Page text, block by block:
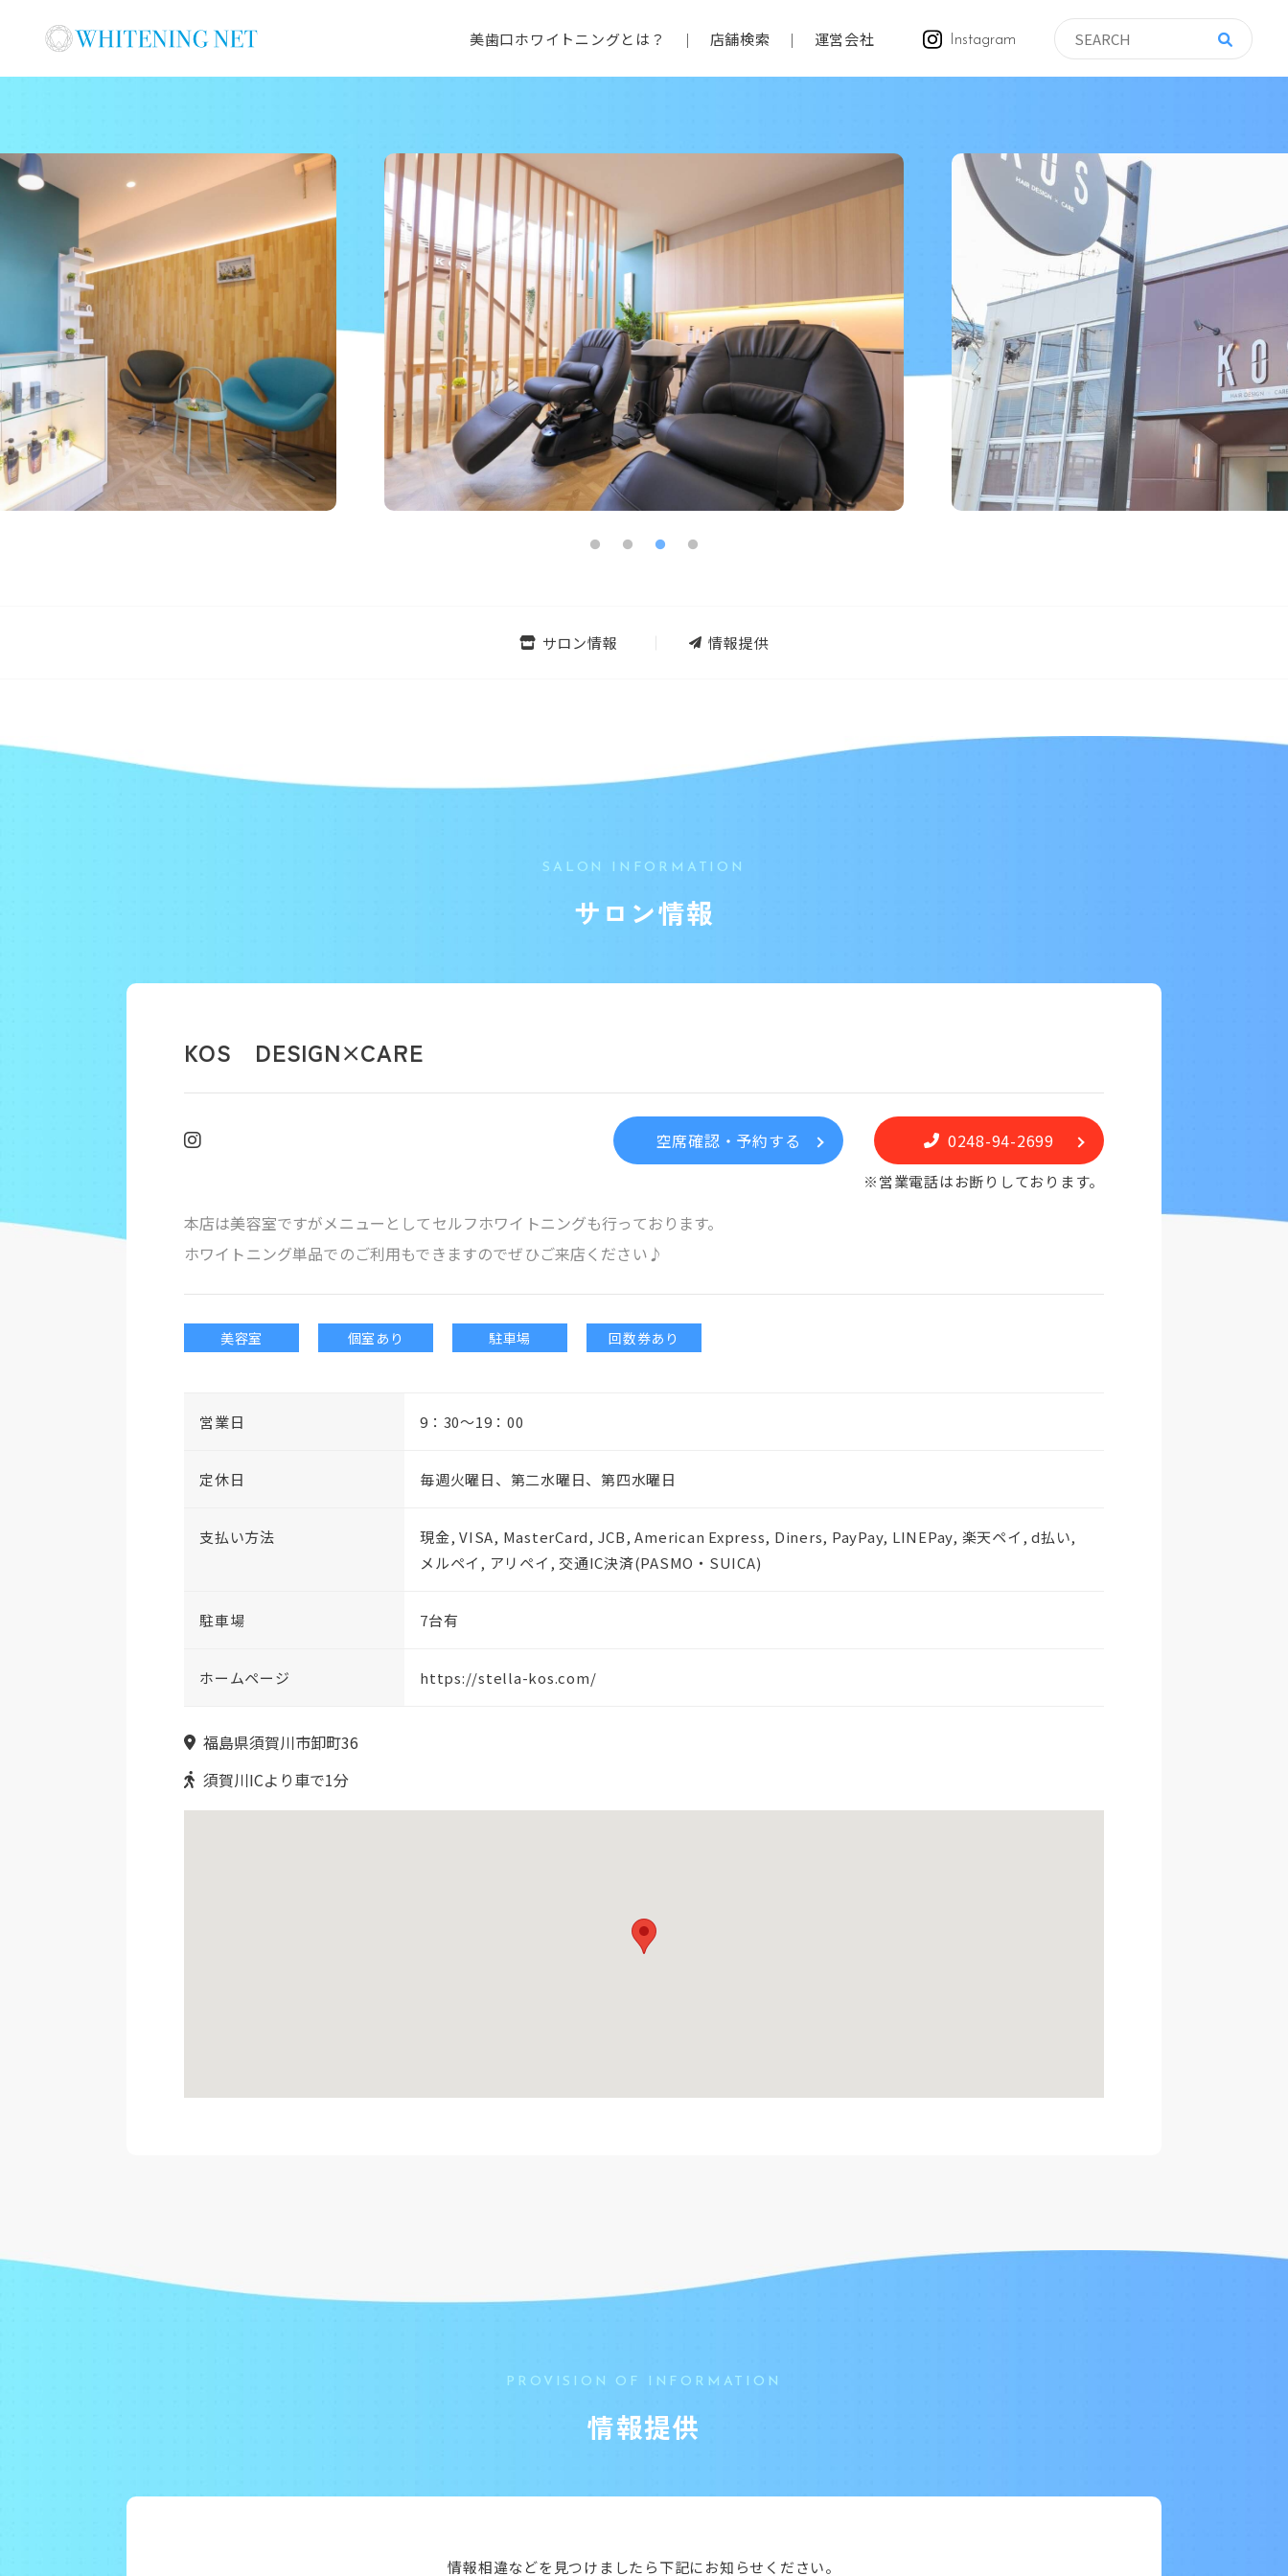
美歯口ホワイトニングとは？ 店舗検索 運営会社 Instagram
サロン情報 情報提供
SALON INFORMATION
サロン情報
KOS DESIGN×CARE
空席確認・予約する 0248-94-2699
※営業電話はお断りしております。
本店は美容室ですがメニューとしてセルフホワイトニングも行っております。
ホワイトニング単品でのご利用もできますのでぜひご来店ください♪
美容室 個室あり 駐車場 回数券あり
営業日 9：30～19：00
定休日 毎週火曜日、第二水曜日、第四水曜日
支払い方法
現金, VISA, MasterCard, JCB, American Express, Diners, PayPay, LINEPay, 楽天ペイ, d払い,
メルペイ, アリペイ, 交通IC決済(PASMO・SUICA)
駐車場 7台有
ホームページ https://stella-kos.com/
福島県須賀川市卸町36
須賀川ICより車で1分
PROVISION OF INFORMATION
情報提供
情報相違などを見つけましたら下記にお知らせください。